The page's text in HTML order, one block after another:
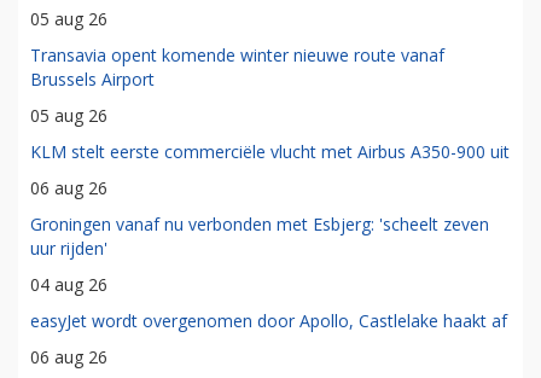
05 aug 26
Transavia opent komende winter nieuwe route vanaf
Brussels Airport
05 aug 26
KLM stelt eerste commerciële vlucht met Airbus A350-900 uit
06 aug 26
Groningen vanaf nu verbonden met Esbjerg: 'scheelt zeven
uur rijden'
04 aug 26
easyJet wordt overgenomen door Apollo, Castlelake haakt af
06 aug 26